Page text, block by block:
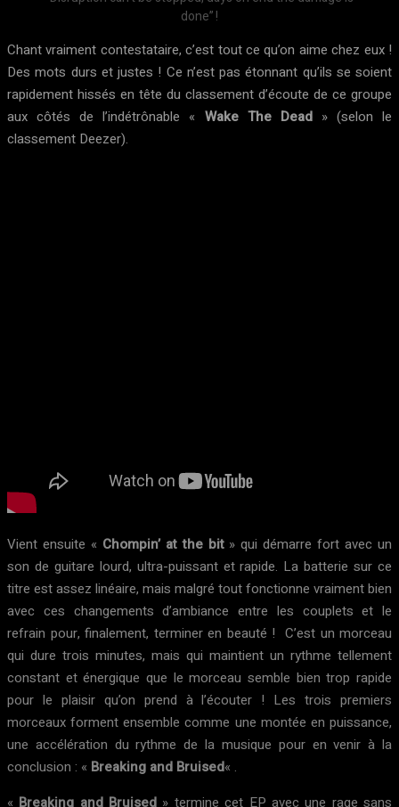
done” !
Chant vraiment contestataire, c’est tout ce qu’on aime chez eux !
Des mots durs et justes ! Ce n’est pas étonnant qu’ils se soient
rapidement hissés en tête du classement d’écoute de ce groupe
aux côtés de l’indétrônable « Wake The Dead» (selon le
classement Deezer).
Vient ensuite « Chompin’ at the bit» qui démarre fort avec un
son de guitare lourd, ultra-puissant et rapide. La batterie sur ce
titre est assez linéaire, mais malgré tout fonctionne vraiment bien
avec ces changements d’ambiance entre les couplets et le
refrain pour, finalement, terminer en beauté ! C’est un morceau
qui dure trois minutes, mais qui maintient un rythme tellement
constant et énergique que le morceau semble bien trop rapide
pour le plaisir qu’on prend à l’écouter ! Les trois premiers
morceaux forment ensemble comme une montée en puissance,
une accélération du rythme de la musique pour en venir à la
conclusion : « Breaking and Bruised« .
« Breaking and Bruised » termine cet EP avec une rage sans